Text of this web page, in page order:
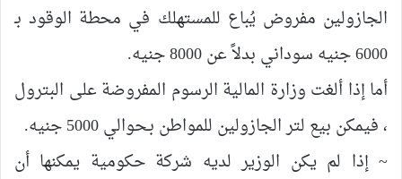
الجازولين مفروض يُباع للمستهلك في محطة الوقود بـ
6000 جنيه سوداني بدلاً عن 8000 جنيه.
أما إذا ألغت وزارة المالية الرسوم المفروضة على البترول
، فيمكن بيع لتر الجازولين للمواطن بـحوالي 5000 جنيه.
~ إذا لم يكن الوزير لديه شركة حكومية يمكنها أن